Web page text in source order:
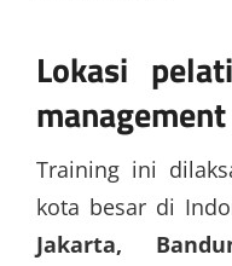
Lokasi
Training ini
kota besar di
Jakarta,